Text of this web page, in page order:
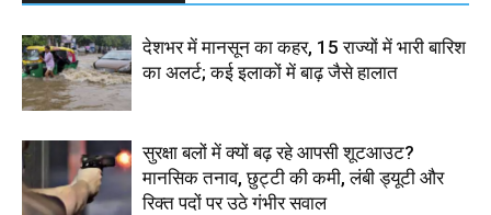
देशभर में मानसून का कहर, 15 राज्यों में भारी बारिश
का अलर्ट; कई इलाकों में बाढ़ जैसे हालात
सुरक्षा बलों में क्यों बढ़ रहे आपसी शूटआउट?
मानसिक तनाव, छुट्टी की कमी, लंबी ड्यूटी और
रिक्त पदों पर उठे गंभीर सवाल